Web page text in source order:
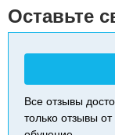
Оставьте
Все отзывы
только отзывы